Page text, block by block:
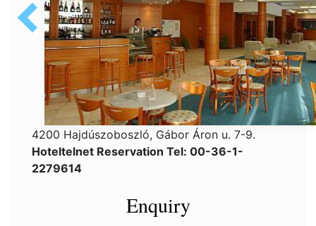
4200 Hajdúszoboszló, Gábor Áron u. 7-9.
Hoteltelnet Reservation Tel: 00-36-1-
2279614
Enquiry